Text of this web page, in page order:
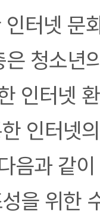
터넷 문
청소년
인터넷
인터넷
음과 같
을 위한